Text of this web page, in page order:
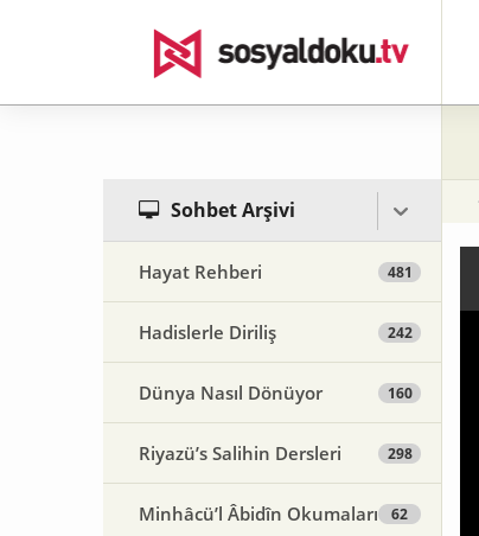
Sohbet Arşivi
Hayat Rehberi 481
Hadislerle Diriliş 242
Dünya Nasıl Dönüyor 160
Riyazü’s Salihin Dersleri 298
Minhâcü’l Âbidîn Okumaları 62